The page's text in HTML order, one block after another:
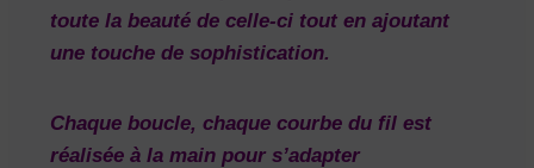
toute la beauté de celle-ci tout en ajoutant
une touche de sophistication.
Chaque boucle, chaque courbe du fil est
réalisée à la main pour s’adapter